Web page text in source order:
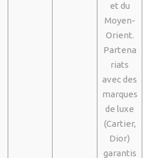
et du
Moyen-
Orient.
Partena
riats
avec des
marques
de luxe
(Cartier,
Dior)
garantis